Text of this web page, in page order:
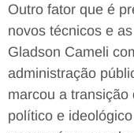
Outro fator que é
novos técnicos e
Gladson Cameli
administração
marcou a
político e